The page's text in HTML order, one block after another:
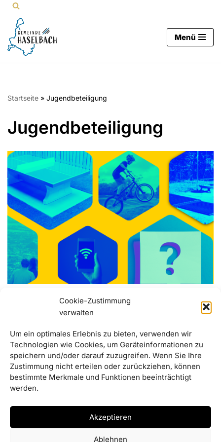
Cookie-Zustimmung
verwalten
Um ein optimales Erlebnis zu bieten, verwenden wir
Technologien wie Cookies, um Geräteinformationen zu
speichern und/oder darauf zuzugreifen. Wenn Sie Ihre
Zustimmung nicht erteilen oder zurückziehen, können
bestimmte Merkmale und Funktionen beeinträchtigt
werden.
Akzeptieren
Ablehnen
Zum
Inhalt
springen
Menü
Startseite » Jugendbeteiligung
Jugendbeteiligung
Jugendliche entscheiden selbst über
Mittelverwendung
12/01/2026
Die Gemeinde möchte bessere Einrichtungen und
Treffpunkte für junge Menschen schaffen. Entscheiden
sollen darüber die Jugendlichen selbst.